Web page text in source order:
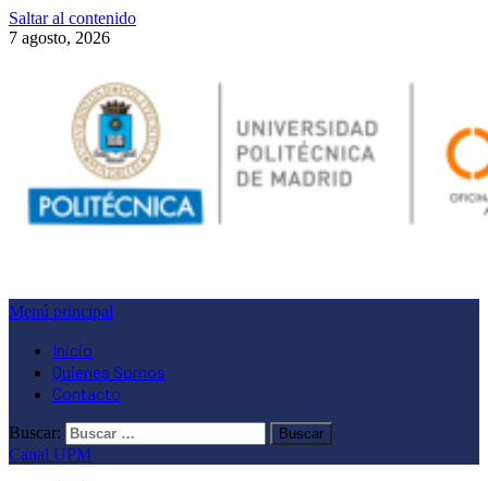
Saltar al contenido
7 agosto, 2026
Menú principal
Inicio
Quienes Somos
Contacto
Buscar:
Canal UPM